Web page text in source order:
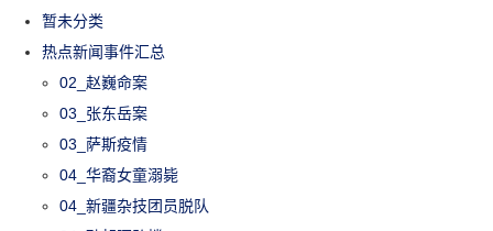
暂未分类
热点新闻事件汇总
02_赵巍命案
03_张东岳案
03_萨斯疫情
04_华裔女童溺毙
04_新疆杂技团员脱队